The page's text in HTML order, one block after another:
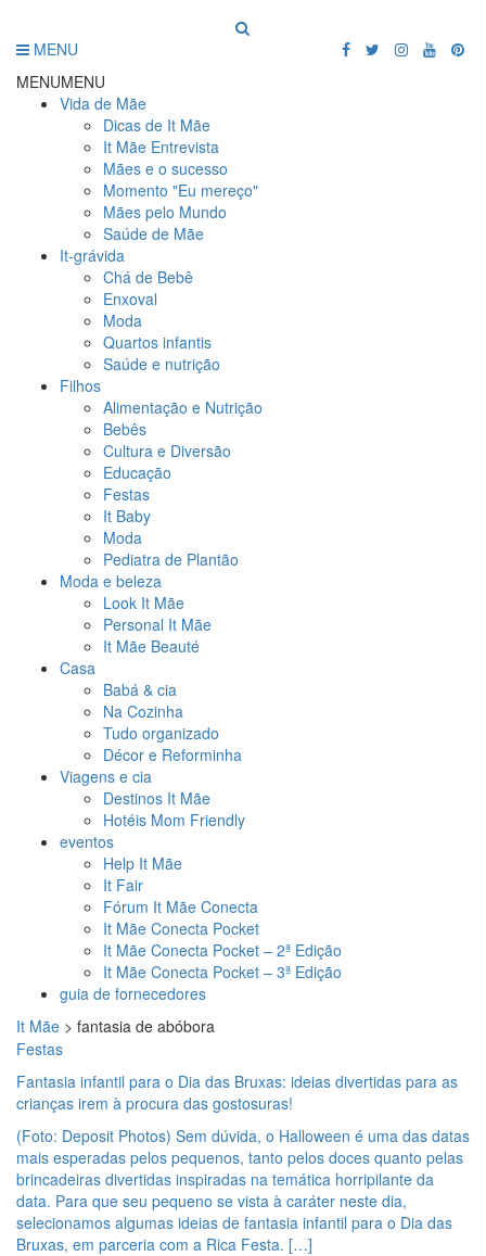
MENU
MENUMENU
Vida de Mãe
Dicas de It Mãe
It Mãe Entrevista
Mães e o sucesso
Momento "Eu mereço"
Mães pelo Mundo
Saúde de Mãe
It-grávida
Chá de Bebê
Enxoval
Moda
Quartos infantis
Saúde e nutrição
Filhos
Alimentação e Nutrição
Bebês
Cultura e Diversão
Educação
Festas
It Baby
Moda
Pediatra de Plantão
Moda e beleza
Look It Mãe
Personal It Mãe
It Mãe Beauté
Casa
Babá & cia
Na Cozinha
Tudo organizado
Décor e Reforminha
Viagens e cia
Destinos It Mãe
Hotéis Mom Friendly
eventos
Help It Mãe
It Fair
Fórum It Mãe Conecta
It Mãe Conecta Pocket
It Mãe Conecta Pocket – 2ª Edição
It Mãe Conecta Pocket – 3ª Edição
guia de fornecedores
It Mãe > fantasia de abóbora
Festas
Fantasia infantil para o Dia das Bruxas: ideias divertidas para as
crianças irem à procura das gostosuras!
(Foto: Deposit Photos) Sem dúvida, o Halloween é uma das datas
mais esperadas pelos pequenos, tanto pelos doces quanto pelas
brincadeiras divertidas inspiradas na temática horripilante da
data. Para que seu pequeno se vista à caráter neste dia,
selecionamos algumas ideias de fantasia infantil para o Dia das
Bruxas, em parceria com a Rica Festa. […]